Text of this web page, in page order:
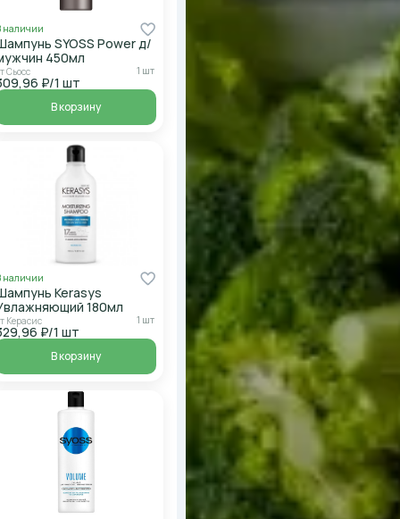
наличии
SYOSS Power д/
450мл
Сьосс 1 шт
₽/1 шт
В корзину
наличии
Kerasys
180мл
Керасис 1 шт
₽/1 шт
В корзину